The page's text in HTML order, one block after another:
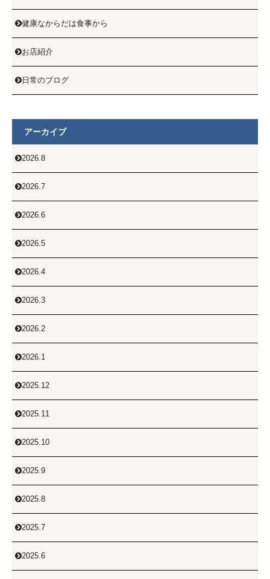
健康なからだは食事から
お店紹介
 日常のブログ
アーカイブ
2026.8
2026.7
2026.6
2026.5
2026.4
2026.3
2026.2
2026.1
2025.12
2025.11
2025.10
2025.9
2025.8
2025.7
2025.6